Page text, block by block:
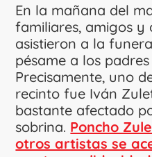
En la mañana del
familiares, amigos y
asistieron a la
pésame a los
Precisamente, uno
recinto fue Iván
bastante afectado
sobrina. Poncho
otros artistas se